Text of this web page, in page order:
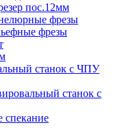
пос.12мм
фрезы
фрезы
станок с ЧПУ
станок с
спекание